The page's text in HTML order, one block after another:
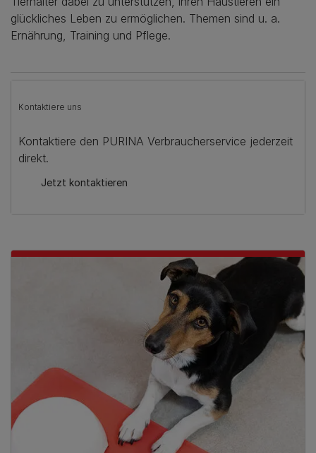
glückliches Leben zu ermöglichen. Themen sind u. a.
Ernährung, Training und Pflege.
Kontaktiere uns
Kontaktiere den PURINA Verbraucherservice jederzeit
direkt.
Jetzt kontaktieren